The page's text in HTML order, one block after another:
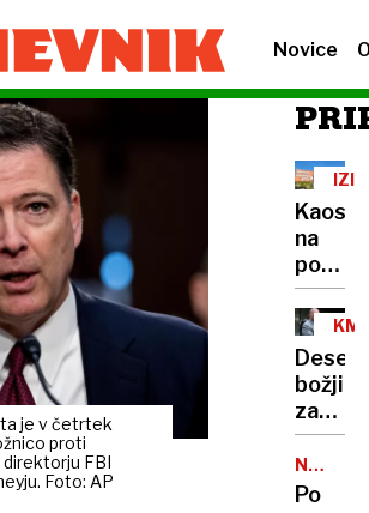
Novice
je v četrtek
proti
FBI
Foto: AP
Kaos
na
Lipe,
na
črno
tudi
Deset
božjih
Jožeta
so
NOVA
Po